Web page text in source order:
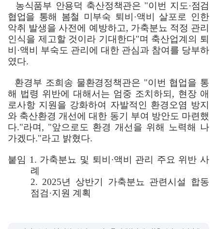
농식품부 안용덕 축산정책관은 "이번 지도·점검
협업을 통해 봄철 미부숙 퇴비 ·액비 살포로 인한
악취 발생을 사전에 예방하고, 가축분뇨 적정 관리
인식을 제고할 것이라 기대한다"며 축산업계의 퇴
비 ·액비 부숙도 관리에 대한 관심과 참여를 당부하
였다.
환경부 조희송 물환경정책관은 "이번 협업을 통
해 법령 위반에 대해서는 엄중 조치하되 , 현장 애
로사항 지원을 강화하여 자발적인 환경오염 방지
와 축산환경 개선에 대한 동기 부여 방안도 마련했
다."라며 , "앞으로도 환경 개선을 위해 노력해 나
가겠다."라고 밝혔다.
붙임 1. 가축분뇨 및 퇴비 ·액비 관리 주요 위반 사
례
2. 2025년 상반기 가축분뇨 관련시설 합동
점검 ·지원 계획